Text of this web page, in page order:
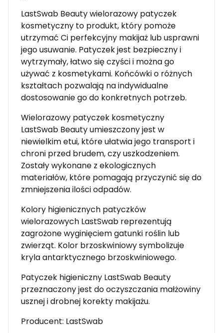
LastSwab Beauty wielorazowy patyczek
kosmetyczny to produkt, który pomoże
utrzymać Ci perfekcyjny makijaż lub usprawni
jego usuwanie. Patyczek jest bezpieczny i
wytrzymały, łatwo się czyści i można go
używać z kosmetykami. Końcówki o różnych
kształtach pozwalają na indywidualne
dostosowanie go do konkretnych potrzeb.
Wielorazowy patyczek kosmetyczny
LastSwab Beauty umieszczony jest w
niewielkim etui, które ułatwia jego transport i
chroni przed brudem, czy uszkodzeniem.
Zostały wykonane z ekologicznych
materiałów, które pomagają przyczynić się do
zmniejszenia ilości odpadów.
Kolory higienicznych patyczków
wielorazowych LastSwab reprezentują
zagrożone wyginięciem gatunki roślin lub
zwierząt. Kolor brzoskwiniowy symbolizuje
kryla antarktycznego brzoskwiniowego.
Patyczek higieniczny LastSwab Beauty
przeznaczony jest do oczyszczania małżowiny
usznej i drobnej korekty makijażu.
Producent: LastSwab